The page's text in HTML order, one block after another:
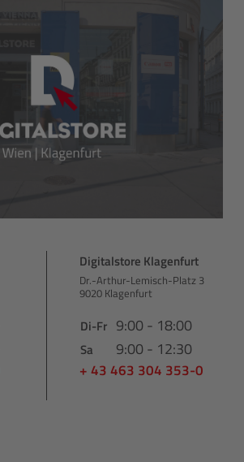
Digitalstore Klagenfurt
Dr.-Arthur-Lemisch-Platz 3
9020 Klagenfurt
Di-Fr 9:00 - 18:00
Sa 9:00 - 12:30
+ 43 463 304 353-0